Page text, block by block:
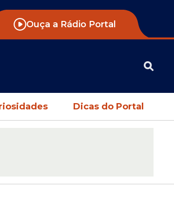
Ouça a Rádio Portal
Dicas do Portal